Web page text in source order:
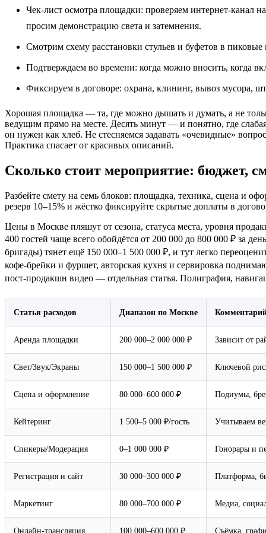
Чек‑лист осмотра площадки: проверяем
просим демонстрацию света и затемнения.
Смотрим схему расстановки стульев и буфетов в
Подтверждаем во времени: когда можно вносить, когда
Фиксируем в договоре: охрана, клининг, вывоз мусора,
Хорошая площадка — та, где можно дышать и думать, а не
ведущим прямо на месте. Десять минут — и понятно, где
он нужен как хлеб. Не стесняемся задавать «очевидные»
Практика спасает от красивых описаний.
Сколько стоит мероприятие: бюджет,
Разбейте смету на семь блоков: площадка, техника, сцена и
резерв 10–15% и жёстко фиксируйте скрытые доплаты в
Цены в Москве пляшут от сезона, статуса места, уровня
400 гостей чаще всего обойдётся от 200 000 до 800 000 ₽ за
бригады) тянет ещё 150 000–1 500 000 ₽, и тут легко
кофе‑брейки и фуршет, авторская кухня и сервировка
пост‑продакшн видео — отдельная статья. Полиграфия,
Статья расходов Диапазон по Москве
Аренда площадки 200 000–2 000 000 ₽ Зависит от
Свет/Звук/Экраны 150 000–1 500 000 ₽ Ключевой
Сцена и оформление 80 000–600 000 ₽ Подиумы,
Кейтеринг 1 500–5 000 ₽/гость Учитываем
Спикеры/Модерация 0–1 000 000 ₽ Гонорары и
Регистрация и сайт 30 000–300 000 ₽ Платформа,
Маркетинг 80 000–700 000 ₽ Медиа,
Онлайн‑трансляция 100 000–600 000 ₽ Съёмка,